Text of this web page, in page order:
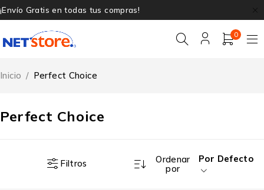
¡Envío Gratis en todas tus compras!
0
Perfect Choice
Inicio / Perfect Choice
Filtros
Ordenar
por
Por Defecto